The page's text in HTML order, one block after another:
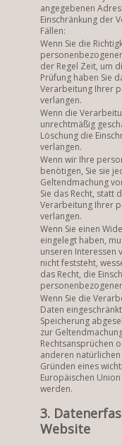
angegebenen
Einschränkung der
Fällen:
Wenn Sie die
der Regel Zeit, um
Prüfung haben Sie
Verarbeitung Ihrer
verlangen.
Wenn die
unrechtmäßig
Löschung die
verlangen.
Wenn wir Ihre
benötigen, Sie sie
Geltendmachung
Sie das Recht, statt
Verarbeitung Ihrer
verlangen.
Wenn Sie einen
eingelegt haben,
unseren Interessen
nicht feststeht,
das Recht, die
Wenn Sie die
Daten
Speicherung
zur
Rechtsansprüchen
anderen
Gründen eines
Europäischen
werden.
3.
Website